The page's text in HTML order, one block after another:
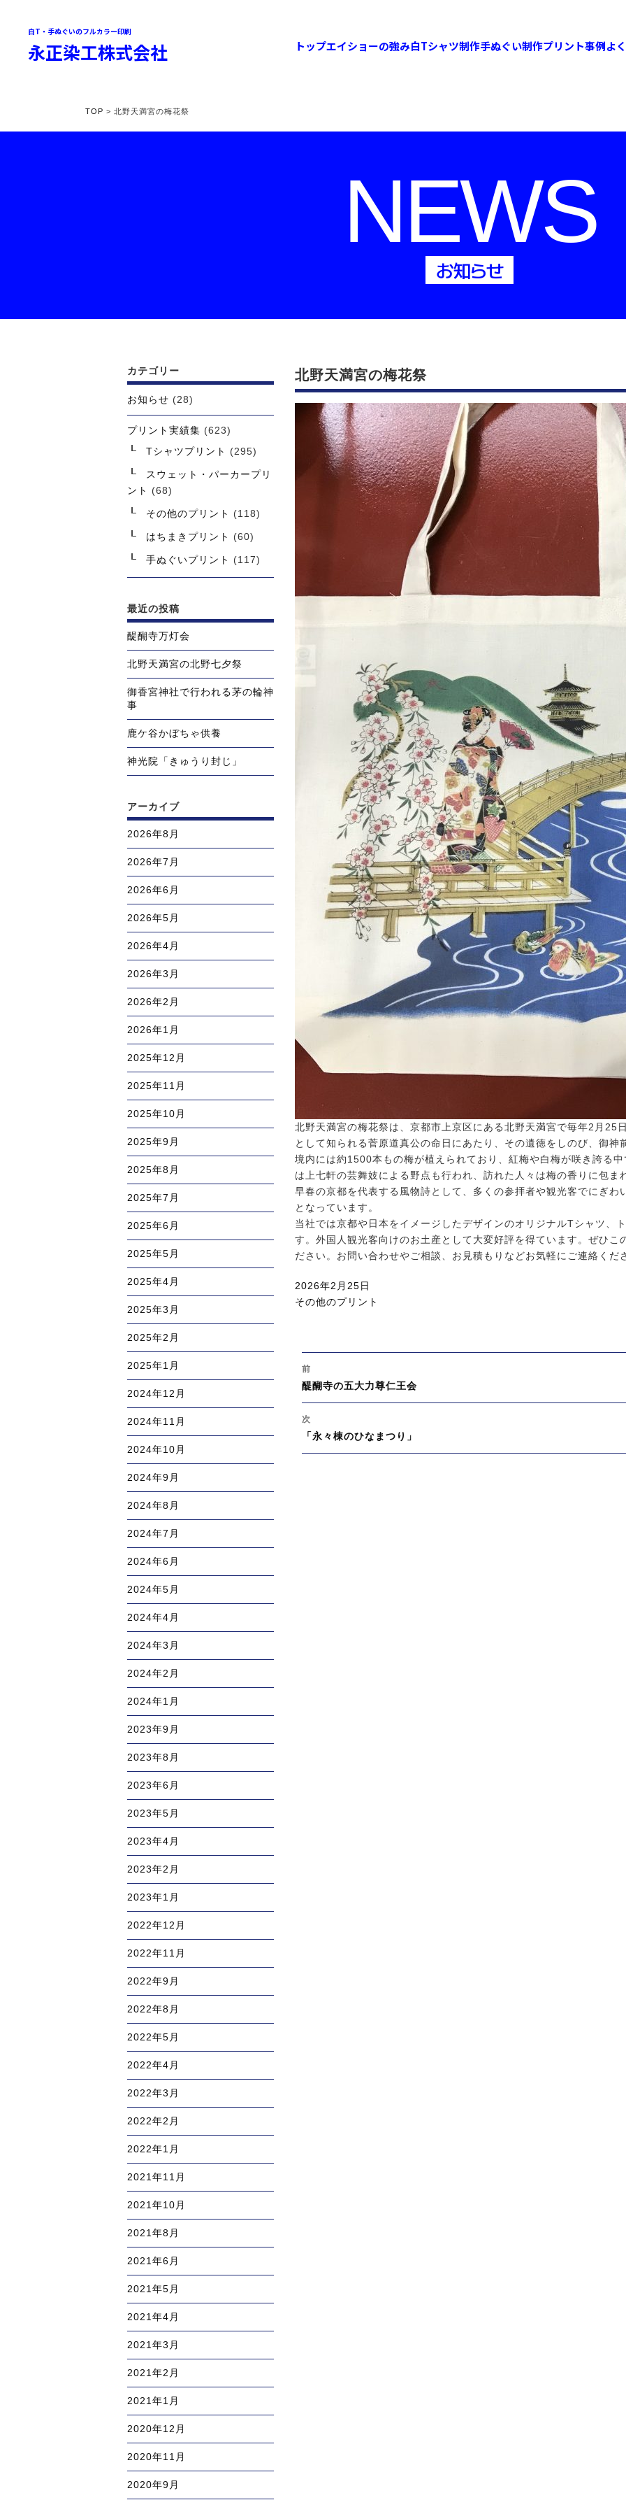
白T・手ぬぐいのフルカラー印刷
永正染工株式会社 トップエイショーの強み白Tシャツ制作手ぬぐい制作プリント事例よ
TOP > 北野天満宮の梅花祭
NEWS
お知らせ
北野天満宮の梅花祭
北野天満宮の梅花祭は、京都市上京区にある北野天満宮で毎年2月25
として知られる菅原道真公の命日にあたり、その遺徳をしのび、御神
境内には約1500本もの梅が植えられており、紅梅や白梅が咲き誇る
は上七軒の芸舞妓による野点も行われ、訪れた人々は梅の香りに包ま
早春の京都を代表する風物詩として、多くの参拝者や観光客でにぎわ
となっています。
当社では京都や日本をイメージしたデザインのオリジナルTシャツ、
す。外国人観光客向けのお土産として大変好評を得ています。ぜひこ
ださい。お問い合わせやご相談、お見積もりなどお気軽にご連絡くだ
投
稿
2026年2月25日
カ
ー
その他のプリント
稿
ナ
ゲ
ー
シ
前
過
去
の
投
稿:
醍醐寺の五大力尊仁王会
次
次
の
「永々棟のひなまつり」
カテゴリー
お知らせ (28)
プリント実績集 (623)
Tシャツプリント
(295)
スウェット・パーカープリ
ント
(68)
その他のプリント (118)
はちまきプリント (60)
手ぬぐいプリント (117)
最近の投稿
醍醐寺万灯会
北野天満宮の北野七夕祭
御香宮神社で行われる茅の輪神
事
鹿ケ谷かぼちゃ供養
神光院「きゅうり封じ」
アーカイブ
2026年8月
2026年7月
2026年6月
2026年5月
2026年4月
2026年3月
2026年2月
2026年1月
2025年12月
2025年11月
2025年10月
2025年9月
2025年8月
2025年7月
2025年6月
2025年5月
2025年4月
2025年3月
2025年2月
2025年1月
2024年12月
2024年11月
2024年10月
2024年9月
2024年8月
2024年7月
2024年6月
2024年5月
2024年4月
2024年3月
2024年2月
2024年1月
2023年9月
2023年8月
2023年6月
2023年5月
2023年4月
2023年2月
2023年1月
2022年12月
2022年11月
2022年9月
2022年8月
2022年5月
2022年4月
2022年3月
2022年2月
2022年1月
2021年11月
2021年10月
2021年8月
2021年6月
2021年5月
2021年4月
2021年3月
2021年2月
2021年1月
2020年12月
2020年11月
2020年9月